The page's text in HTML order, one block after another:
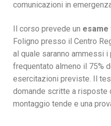
comunicazioni in
Il corso prevede un esame
Foligno presso il Centro
al quale saranno ammessi i
frequentato almeno il 75%
esercitazioni previste. Il
domande scritte a risposte
montaggio tende e una